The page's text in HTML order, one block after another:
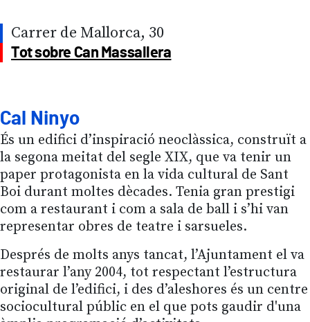
Carrer de Mallorca, 30
Tot sobre Can Massallera
Cal Ninyo
És un edifici d’inspiració neoclàssica, construït a
la segona meitat del segle XIX, que va tenir un
paper protagonista en la vida cultural de Sant
Boi durant moltes dècades. Tenia gran prestigi
com a restaurant i com a sala de ball i s’hi van
representar obres de teatre i sarsueles.
Després de molts anys tancat, l’Ajuntament el va
restaurar l’any 2004, tot respectant l’estructura
original de l’edifici, i des d’aleshores és un centre
sociocultural públic en el que pots gaudir d'una